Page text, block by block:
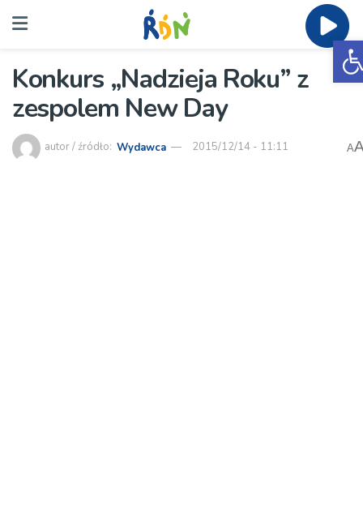
Konkurs „Nadzieja Roku” z
zespolem New Day
autor / źródło: Wydawca 2015/12/14 - 11:11 A